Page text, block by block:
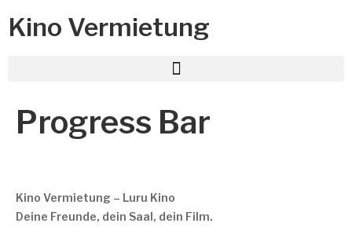
Kino Vermietung
Progress Bar
Kino Vermietung – Luru Kino
Deine Freunde, dein Saal, dein Film.